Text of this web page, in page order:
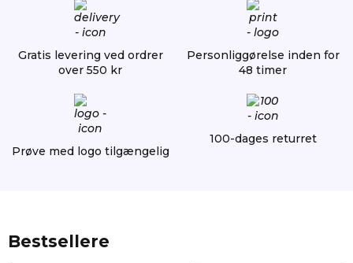
Gratis levering ved ordrer
over 550 kr
Personliggørelse inden for
48 timer
Prøve med logo tilgængelig
100-dages returret
Bestsellere